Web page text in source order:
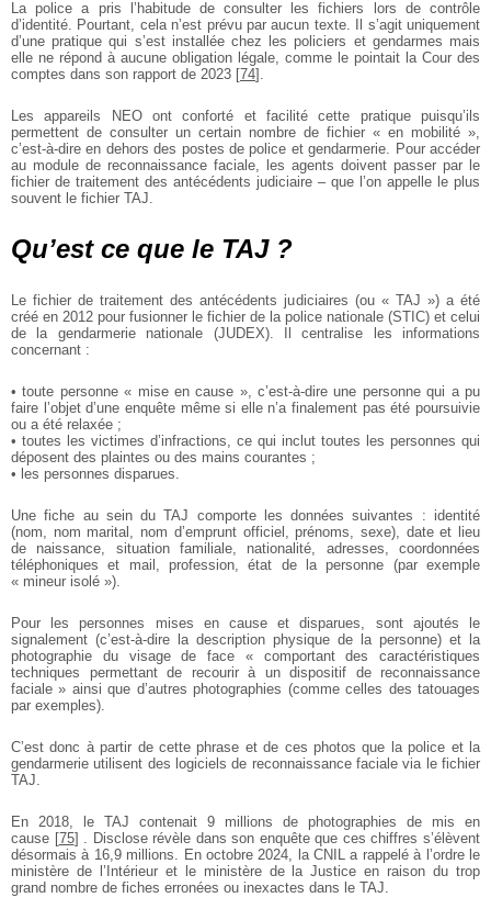
La police a pris l’habitude de consulter les fichiers lors de contrôle
d’identité. Pourtant, cela n’est prévu par aucun texte. Il s’agit uniquement
d’une pratique qui s’est installée chez les policiers et gendarmes mais
elle ne répond à aucune obligation légale, comme le pointait la Cour des
comptes dans son rapport de 2023 [74] .
Les appareils NEO ont conforté et facilité cette pratique puisqu’ils
permettent de consulter un certain nombre de fichier « en mobilité »,
c’est-à-dire en dehors des postes de police et gendarmerie. Pour accéder
au module de reconnaissance faciale, les agents doivent passer par le
fichier de traitement des antécédents judiciaire – que l’on appelle le plus
souvent le fichier TAJ.
Qu’est ce que le TAJ ?
Le fichier de traitement des antécédents judiciaires (ou « TAJ ») a été
créé en 2012 pour fusionner le fichier de la police nationale (STIC) et celui
de la gendarmerie nationale (JUDEX). Il centralise les informations
concernant :
• toute personne « mise en cause », c’est-à-dire une personne qui a pu
faire l’objet d’une enquête même si elle n’a finalement pas été poursuivie
ou a été relaxée ;
• toutes les victimes d’infractions, ce qui inclut toutes les personnes qui
déposent des plaintes ou des mains courantes ;
• les personnes disparues.
Une fiche au sein du TAJ comporte les données suivantes : identité
(nom, nom marital, nom d’emprunt officiel, prénoms, sexe), date et lieu
de naissance, situation familiale, nationalité, adresses, coordonnées
téléphoniques et mail, profession, état de la personne (par exemple
« mineur isolé »).
Pour les personnes mises en cause et disparues, sont ajoutés le
signalement (c’est-à-dire la description physique de la personne) et la
photographie du visage de face « comportant des caractéristiques
techniques permettant de recourir à un dispositif de reconnaissance
faciale » ainsi que d’autres photographies (comme celles des tatouages
par exemples).
C’est donc à partir de cette phrase et de ces photos que la police et la
gendarmerie utilisent des logiciels de reconnaissance faciale via le fichier
TAJ.
En 2018, le TAJ contenait 9 millions de photographies de mis en
cause [75] . Disclose révèle dans son enquête que ces chiffres s’élèvent
désormais à 16,9 millions. En octobre 2024, la CNIL a rappelé à l’ordre le
ministère de l’Intérieur et le ministère de la Justice en raison du trop
grand nombre de fiches erronées ou inexactes dans le TAJ.